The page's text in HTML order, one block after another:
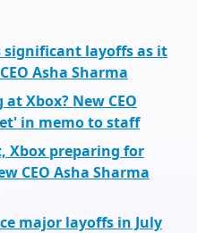
significant layoffs as it
Asha Sharma
Xbox? New CEO
in memo to staff
Xbox preparing for
CEO Asha Sharma
major layoffs in July